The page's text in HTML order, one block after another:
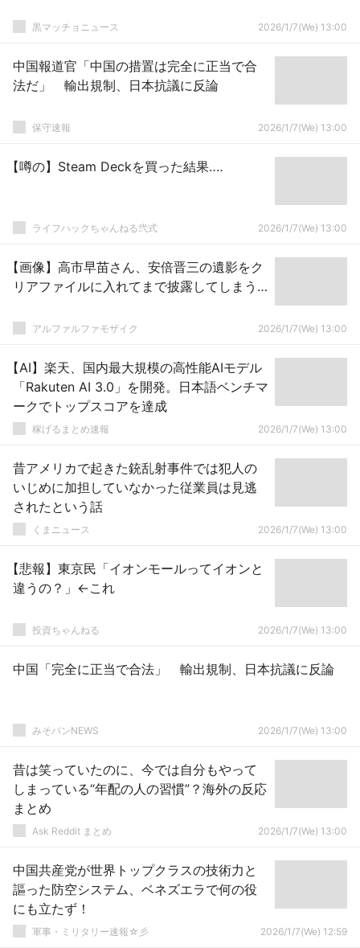
黒マッチョニュース 2026/1/7(We) 13:00
中国報道官「中国の措置は完全に正当で合
法だ」 輸出規制、日本抗議に反論
保守速報 2026/1/7(We) 13:00
【噂の】Steam Deckを買った結果‥‥
ライフハックちゃんねる弐式 2026/1/7(We) 13:00
【画像】高市早苗さん、安倍晋三の遺影をク
リアファイルに入れてまで披露してしまう…
アルファルファモザイク 2026/1/7(We) 13:00
【AI】楽天、国内最大規模の高性能AIモデル
「Rakuten AI 3.0」を開発。日本語ベンチマ
ークでトップスコアを達成
稼げるまとめ速報 2026/1/7(We) 13:00
昔アメリカで起きた銃乱射事件では犯人の
いじめに加担していなかった従業員は見逃
されたという話
くまニュース 2026/1/7(We) 13:00
【悲報】東京民「イオンモールってイオンと
違うの？」←これ
投資ちゃんねる 2026/1/7(We) 13:00
中国「完全に正当で合法」 輸出規制、日本抗議に反論
みそパンNEWS 2026/1/7(We) 13:00
昔は笑っていたのに、今では自分もやって
しまっている“年配の人の習慣”？海外の反応
まとめ
Ask Reddit まとめ 2026/1/7(We) 13:00
中国共産党が世界トップクラスの技術力と
謳った防空システム、ベネズエラで何の役
にも立たず！
軍事・ミリタリー速報☆彡 2026/1/7(We) 12:59